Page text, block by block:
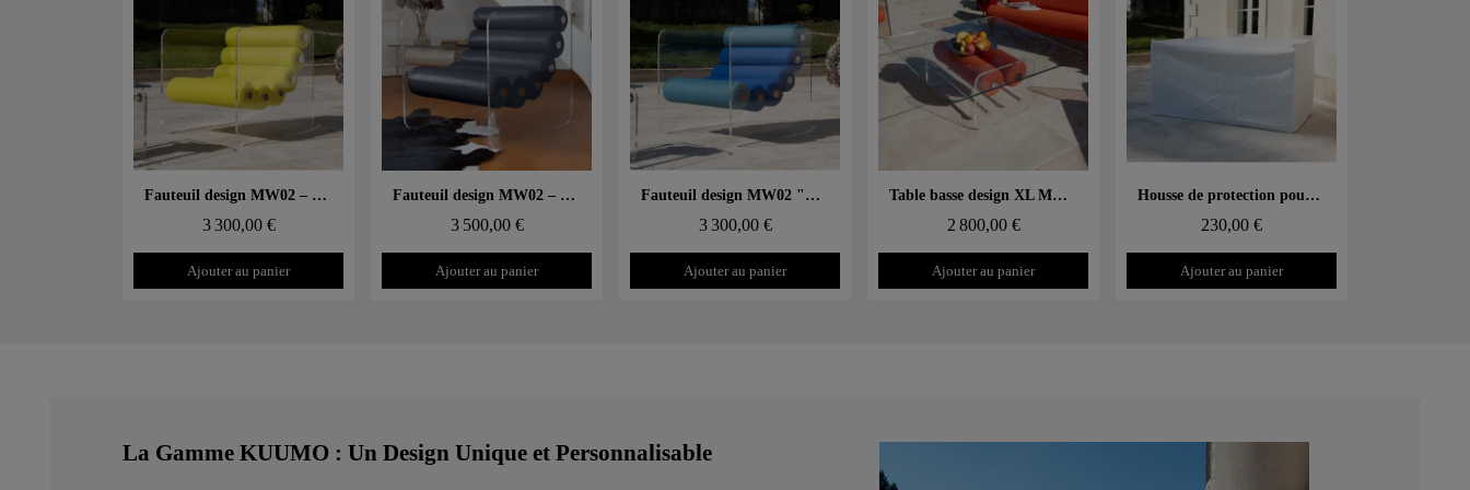
Aperçu rapide Fauteuil design MW02 – Parois en PMMA coulé, assise en mousse alvéolaire et tissu 3D
3 300,00 €
Ajouter au panier
Aperçu rapide Fauteuil design MW02 – Parois en verre trempé, assise en mousse Soshagro.
3 500,00 €
Ajouter au panier
Aperçu rapide Fauteuil design MW02 "Bicolore" – Parois en PMMA coulé, assise en mousse alvéolaire
3 300,00 €
Ajouter au panier
Aperçu rapide Table basse design XL MW – Plateau en Verre, cylindre mousse alvéolaire
2 800,00 €
Ajouter au panier
Aperçu rapide Housse de protection pour canapé MW02
230,00 €
Ajouter au panier
La Gamme KUUMO : Un Design Unique et Personnalisable